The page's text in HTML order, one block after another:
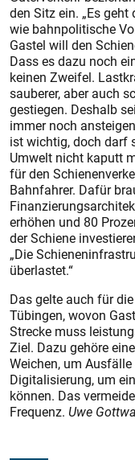
den Sitz ein. „Es
wie bahnpolitische
Gastel will den
Dass es dazu noch
keinen Zweifel.
sauberer, aber auch
gestiegen. Deshalb
immer noch
ist wichtig, doch darf
Umwelt nicht kaputt
für den
Bahnfahrer. Dafür
erhöhen und 80
der Schiene
„Die
überlastet.“
Das gelte auch für
Tübingen, wovon
Strecke muss
Ziel. Dazu gehöre
Weichen, um
Digitalisierung, um
können. Das
Frequenz. Uwe